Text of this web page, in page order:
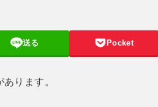
送る Pocket
ります。